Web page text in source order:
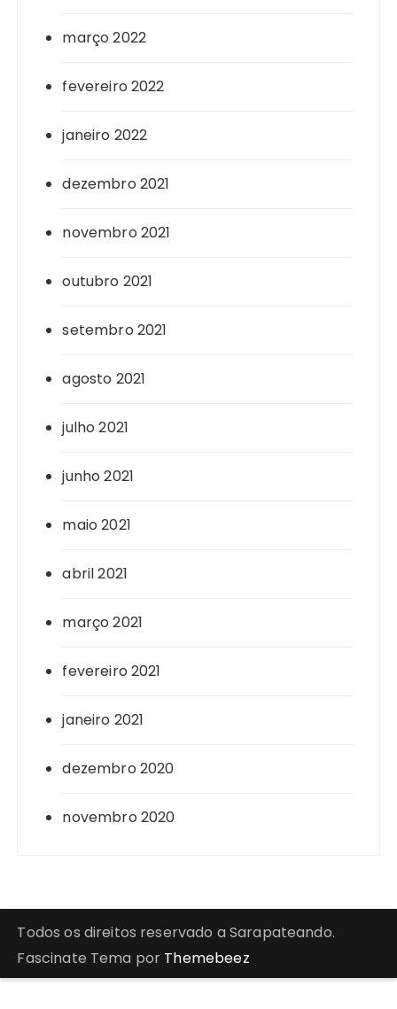
março 2022
fevereiro 2022
janeiro 2022
dezembro 2021
novembro 2021
outubro 2021
setembro 2021
agosto 2021
julho 2021
junho 2021
maio 2021
abril 2021
março 2021
fevereiro 2021
janeiro 2021
dezembro 2020
novembro 2020
Todos os direitos reservado a Sarapateando.
Fascinate Tema por Themebeez